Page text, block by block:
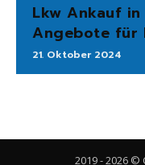
Lkw Ankauf
Angebote für
21. Oktober 2024
2019 - 2026 ©